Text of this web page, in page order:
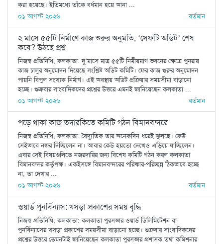
করা হয়েছে। ইতিমধ্যে তাঁকে বর্ধমান হয়ে আনা ...
০১ আগস্ট ২০২৬
বর্তমান
২ মাসে ৫৫টি নির্মাণে কাজ শুরুর অনুমতি, ‘সেফটি অডিট’ শেষ
কবে? উঠছে প্রশ্ন
নিজস্ব প্রতিনিধি, কলকাতা: দু’মাসে মাত্র ৫৫টি নির্মীয়মাণ ভবনের ক্ষেত্রে পুনরায়
কাজ চালুর অনুমোদন দিয়েছে সংশ্লিষ্ট অডিট কমিটি। ফের কাজ শুরুর অনুমোদন
পায়নি বিপুল সংখ্যক নির্মাণ। এই অবস্থায় অডিট প্রক্রিয়ার সময়সীমা বাড়ানো
হচ্ছে। শুক্রবার সাংবাদিকদের প্রশ্নের উত্তরে এমনই জানিয়েছেন কলকাতা ...
০১ আগস্ট ২০২৬
বর্তমান
পড়ে থাকা কাজ তদারকিতে কমিটি গঠন বিমানবন্দরে
নিজস্ব প্রতিনিধি, কলকাতা: বৈদ্যুতিক তার অনেকদিন ধরেই ঝুলছে। কেউ
সেইভাবে নজর দিচ্ছিলেন না। আবার কেউ হয়তো দেখেও এড়িয়ে যাচ্ছিলেন।
এবার সেই বিষয়গুলিতে নজরদারির জন্য বিশেষ কমিটি গঠন করল কলকাতা
বিমানবন্দর কর্তৃপক্ষ। একইসঙ্গে বিমানবন্দরের পরিষ্কার-পরিচ্ছন্ন ঠিকভাবে হচ্ছে
না, তা দেখার ...
০১ আগস্ট ২০২৬
বর্তমান
ওয়ার্ড পুনর্বিন্যাস: খসড়া প্রকাশের সময় বৃদ্ধি
নিজস্ব প্রতিনিধি, কলকাতা: কলকাতা পুরসভার ওয়ার্ড ডিলিমিটেশন বা
পুনর্বিন্যাসের খসড়া প্রকাশের সময়সীমা বাড়ানো হচ্ছে। শুক্রবার সাংবাদিকদের
প্রশ্নের উত্তরে তেমনটাই জানিয়েছেন কলকাতা পুরসভার প্রশাসক তথা কমিশনার